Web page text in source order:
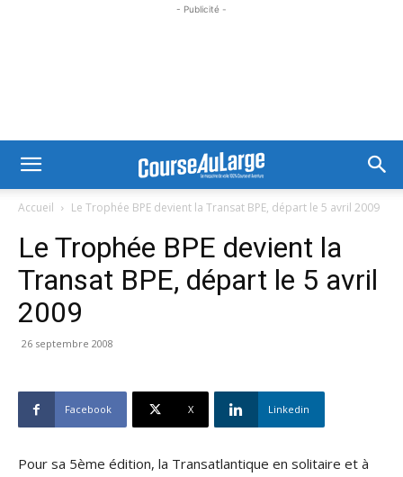
- Publicité -
Accueil Le Trophée BPE devient la Transat BPE, départ le 5 avril 2009
Le Trophée BPE devient la
Transat BPE, départ le 5 avril
2009
26 septembre 2008
Facebook X Linkedin
Pour sa 5ème édition, la Transatlantique en solitaire et à